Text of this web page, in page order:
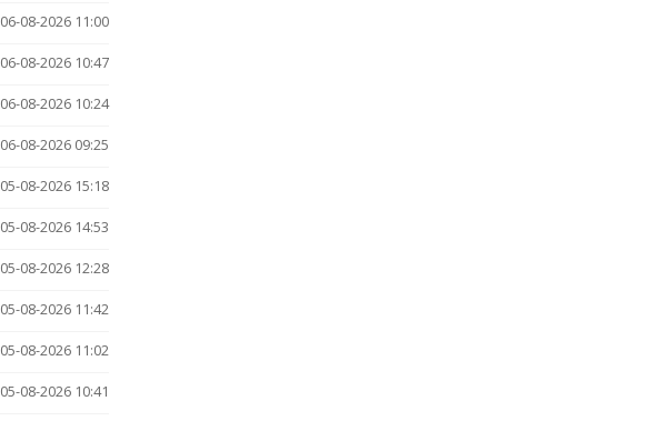
06-08-2026 11:00
06-08-2026 10:47
06-08-2026 10:24
06-08-2026 09:25
05-08-2026 15:18
05-08-2026 14:53
05-08-2026 12:28
05-08-2026 11:42
05-08-2026 11:02
05-08-2026 10:41